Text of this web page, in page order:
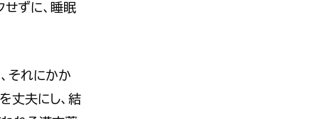
ずに、睡眠
それにかか
丈夫にし、結